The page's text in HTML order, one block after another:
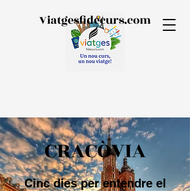
Viatgesfidecurs.com
CRACÒVIA
Cinc dies per entendre el